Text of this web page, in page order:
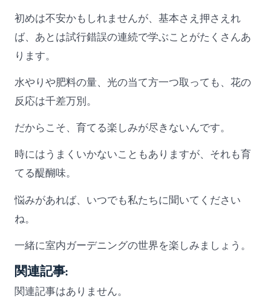
初めは不安かもしれませんが、基本さえ押さえれ
ば、あとは試行錯誤の連続で学ぶことがたくさんあ
ります。
水やりや肥料の量、光の当て方一つ取っても、花の
反応は千差万別。
だからこそ、育てる楽しみが尽きないんです。
時にはうまくいかないこともありますが、それも育
てる醍醐味。
悩みがあれば、いつでも私たちに聞いてください
ね。
一緒に室内ガーデニングの世界を楽しみましょう。
関連記事:
関連記事はありません。